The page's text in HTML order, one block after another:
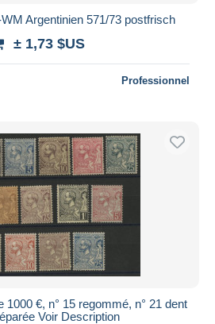
Argentinien 571/73 postfrisch
± 1,73 $US
Professionnel
1000 €, n° 15 regommé, n° 21 dent
Voir Description